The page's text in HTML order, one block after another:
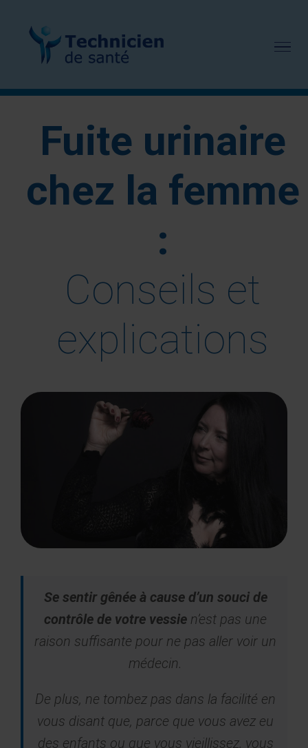
contenu
Fuite urinaire
chez la femme
:
Conseils et
explications
Se sentir gênée à cause d’un souci de
contrôle de votre vessie n’est pas une
raison suffisante pour ne pas aller voir un
médecin.
De plus, ne tombez pas dans la facilité en
vous disant que, parce que vous avez eu
des enfants ou que vous vieillissez, vous